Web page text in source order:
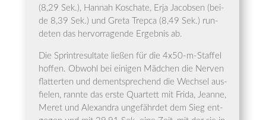
(8,29 Sek.), Han­nah Koscha­te, Erja Jacob­sen (bei­
de 8,39 Sek.) und Gre­ta Trep­ca (8,49 Sek.) run­
de­ten das her­vor­ra­gen­de Ergeb­nis ab.
Die Sprint­re­sul­ta­te lie­ßen für die 4x50-m-Staf­fel
hof­fen. Obwohl bei eini­gen Mäd­chen die Ner­ven
flat­ter­ten und dem­entspre­chend die Wech­sel aus­
fie­len, rann­te das ers­te Quar­tett mit Fri­da, Jean­ne,
Meret und Alex­an­dra unge­fähr­det dem Sieg ent­